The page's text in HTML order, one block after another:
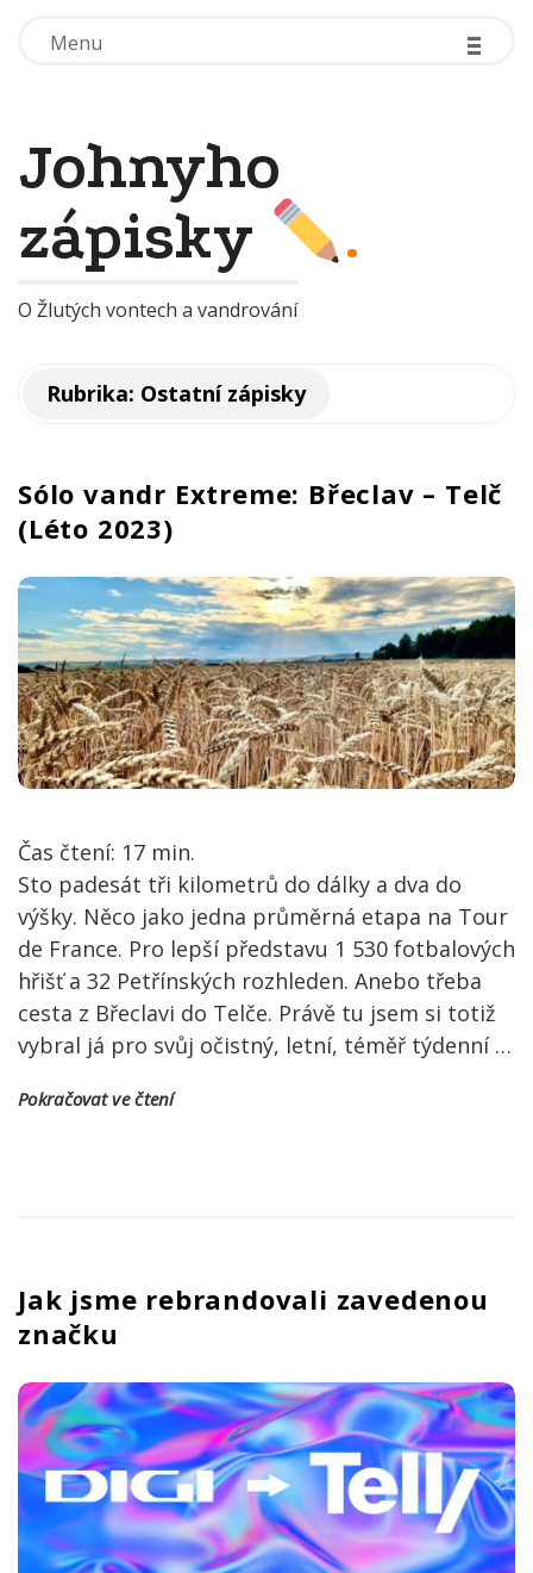
Menu -
-
-
Menu -
-
-
Johnyho
zápisky
.
O Žlutých vontech a vandrování
Rubrika: Ostatní zápisky
Sólo vandr Extreme: Břeclav – Telč
(Léto 2023)
Čas čtení: 17 min.
Sto padesát tři kilometrů do dálky a dva do
výšky. Něco jako jedna průměrná etapa na Tour
de France. Pro lepší představu 1 530 fotbalových
hřišť a 32 Petřínských rozhleden. Anebo třeba
cesta z Břeclavi do Telče. Právě tu jsem si totiž
vybral já pro svůj očistný, letní, téměř týdenní…
Pokračovat ve čtení
Jak jsme rebrandovali zavedenou
značku